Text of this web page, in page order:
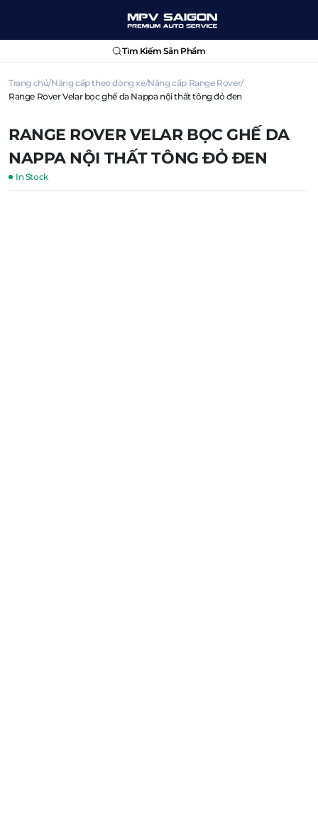
Tìm Kiếm Sản Phẩm
Trang chủ Nâng cấp theo dòng xe Nâng cấp Range Rover
Range Rover Velar bọc ghế da Nappa nội thất tông đỏ đen
RANGE ROVER VELAR BỌC GHẾ DA
NAPPA NỘI THẤT TÔNG ĐỎ ĐEN
In Stock